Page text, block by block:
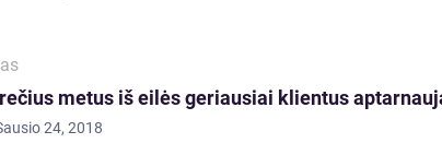
metus iš eilės geriausiai klientus
24, 2018